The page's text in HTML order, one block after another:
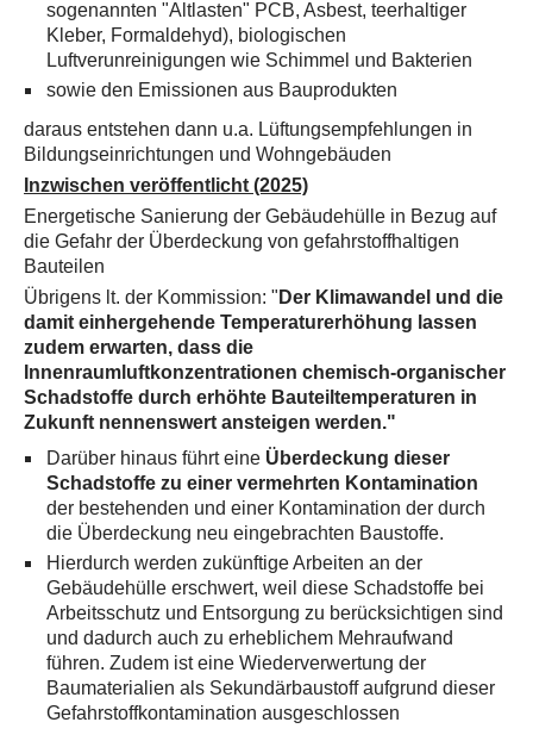
sogenannten "Altlasten" PCB⁠, Asbest, teerhaltiger
Kleber, Formaldehyd), biologischen
Luftverunreinigungen wie Schimmel und Bakterien
sowie den Emissionen aus Bauprodukten
daraus entstehen dann u.a. Lüftungsempfehlungen in
Bildungseinrichtungen und Wohngebäuden
Inzwischen veröffentlicht (2025)
Energetische Sanierung der Gebäudehülle in Bezug auf
die Gefahr der Überdeckung von gefahrstoffhaltigen
Bauteilen
Übrigens lt. der Kommission: " Der Klimawandel und die
damit einhergehende Temperaturerhöhung lassen
zudem erwarten, dass die
Innenraumluftkonzentrationen chemisch-organischer
Schadstoffe durch erhöhte Bauteiltemperaturen in
Zukunft nennenswert ansteigen werden."
Darüber hinaus führt eine Überdeckung dieser
Schadstoffe zu einer vermehrten Kontamination
der bestehenden und einer Kontamination der durch
die Überdeckung neu eingebrachten Baustoffe.
Hierdurch werden zukünftige Arbeiten an der
Gebäudehülle erschwert, weil diese Schadstoffe bei
Arbeitsschutz und Entsorgung zu berücksichtigen sind
und dadurch auch zu erheblichem Mehraufwand
führen. Zudem ist eine Wiederverwertung der
Baumaterialien als Sekundärbaustoff aufgrund dieser
Gefahrstoffkontamination ausgeschlossen